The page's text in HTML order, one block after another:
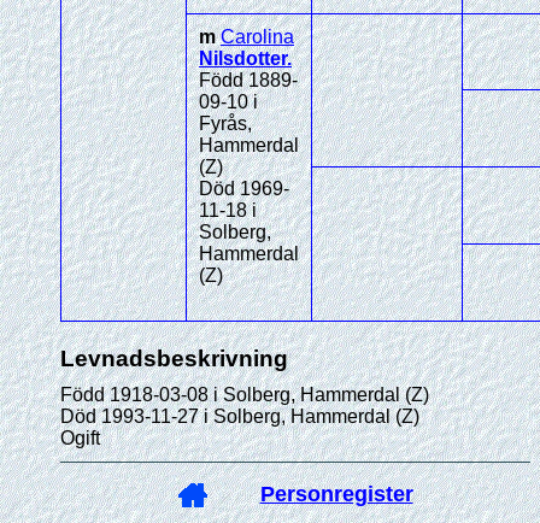
mCarolina
Nilsdotter.
Född 1889-
09-10 i
Fyrås,
Hammerdal
(Z)
Död 1969-
11-18 i
Solberg,
Hammerdal
(Z)
Levnadsbeskrivning
Född 1918-03-08 i Solberg, Hammerdal (Z)
Död 1993-11-27 i Solberg, Hammerdal (Z)
Ogift
Personregister